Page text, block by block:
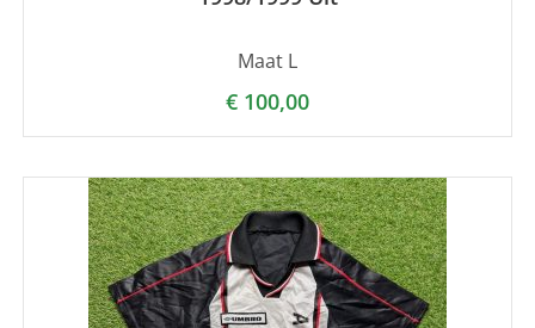
Maat L
€ 100,00